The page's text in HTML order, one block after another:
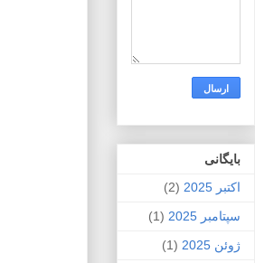
بايگانی
اکتبر 2025
(2)
سپتامبر 2025
(1)
ژوئن 2025
(1)